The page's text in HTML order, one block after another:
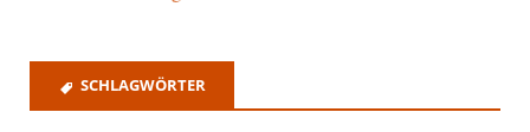
SCHLAGWÖRTER